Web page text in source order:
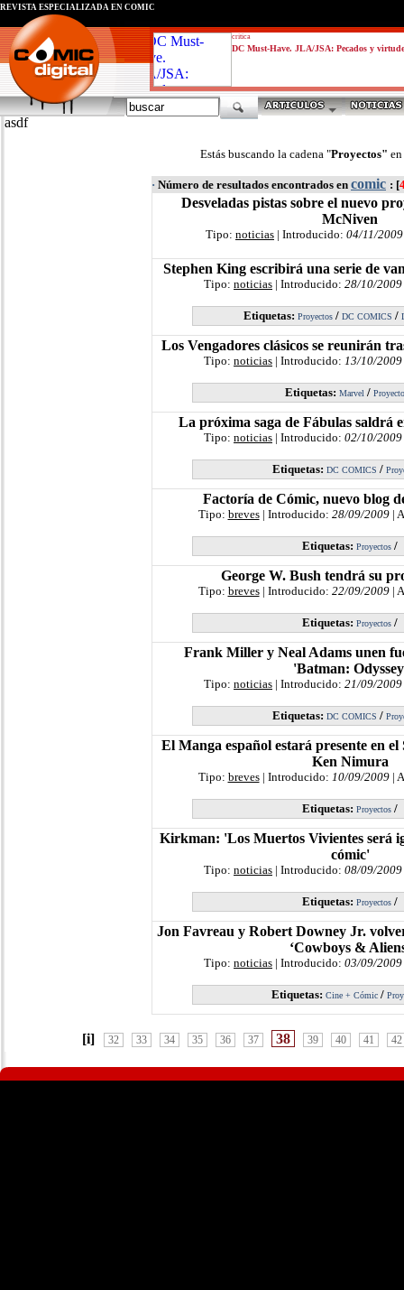
critica
DC Must-Have. JLA/JSA: Pecados y
REVISTA ESPECIALIZADA EN CÓMIC
asdf
Estás buscando la cadena "Proyectos"
· Número de resultados encontrados en comic : [
Desveladas pistas sobre el nuevo
McNiven
Tipo: noticias | Introducido: 04/11/2009
Stephen King escribirá una serie de
Tipo: noticias | Introducido: 28/10/2009
Etiquetas: Proyectos/ DC COMICS /
Los Vengadores clásicos se reunirán
Tipo: noticias | Introducido: 13/10/2009
Etiquetas: Marvel /
La próxima saga de Fábulas saldrá
Tipo: noticias | Introducido: 02/10/2009
Etiquetas: DC COMICS /
Factoría de Cómic, nuevo blog
Tipo: breves| Introducido: 28/09/2009|
Etiquetas: Proyectos /
George W. Bush tendrá su
Tipo: breves| Introducido: 22/09/2009|
Etiquetas: Proyectos /
Frank Miller y Neal Adams unen
'Batman:
Tipo: noticias | Introducido: 21/09/2009
Etiquetas: DC COMICS /
El Manga español estará presente en el
Ken Nimura
Tipo: breves| Introducido: 10/09/2009|
Etiquetas: Proyectos /
Kirkman: 'Los Muertos Vivientes será
cómic'
Tipo: noticias | Introducido: 08/09/2009
Etiquetas: Proyectos /
Jon Favreau y Robert Downey Jr.
‘Cowboys &
Tipo: noticias | Introducido: 03/09/2009
Etiquetas: Cine + Cómic /
[i] 32 33 34 35 36 37 38 39 40 41 42